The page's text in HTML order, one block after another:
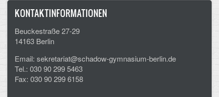
KONTAKTINFORMATIONEN
Beuckestraße 27-29
14163 Berlin
Email: sekretariat@schadow-gymnasium-berlin.de
Tel.: 030 90 299 5463
Fax: 030 90 299 6158